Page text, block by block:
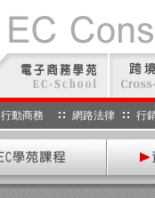
行動商務 網路法律 行